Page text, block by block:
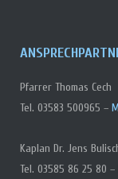
Pfarrer Thomas Cech
Tel. 03583 500965 –
Kaplan Dr. Jens
Tel. 03585 86 25 80 –